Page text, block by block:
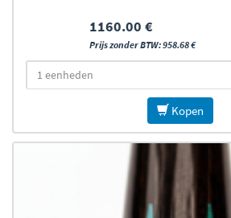
1160.00 €
Prijs zonder BTW: 958.68 €
Kopen